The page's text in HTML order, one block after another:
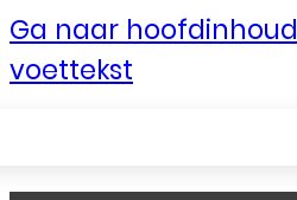
Ga naar hoofdinhoud
voettekst